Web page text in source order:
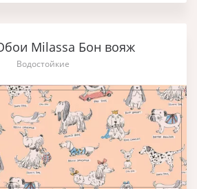
Milassa Бон вояж
Водостойкие